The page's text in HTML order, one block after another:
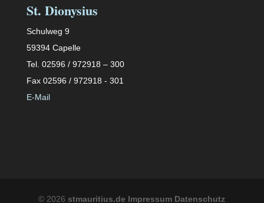
St. Dionysius
Schulweg 9
59394 Capelle
Tel. 02596 / 972918 – 300
Fax 02596 / 972918 - 301
E-Mail
© 2026 stmauritius.de Impressum Datenschutz